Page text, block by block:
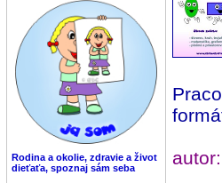
Rodina a okolie, zdravie a život
dieťaťa, spoznaj sám seba